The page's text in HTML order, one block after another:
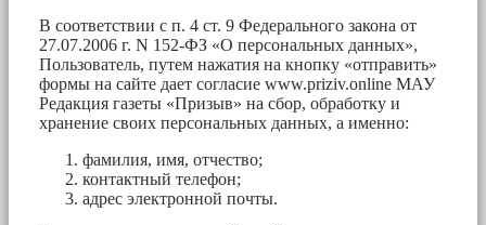
В соответствии с п. 4 ст. 9 Федерального закона от
27.07.2006 г. N 152-ФЗ «О персональных данных»,
Пользователь, путем нажатия на кнопку «отправить»
формы на сайте дает согласие www.priziv.online МАУ
Редакция газеты «Призыв» на сбор, обработку и
хранение своих персональных данных, а именно:
фамилия, имя, отчество;
контактный телефон;
адрес электронной почты.